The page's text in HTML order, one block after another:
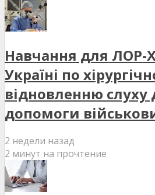
Навчання для ЛОР-
Україні по
відновленню слуху
допомоги
2 недели назад
2 минут на прочтение